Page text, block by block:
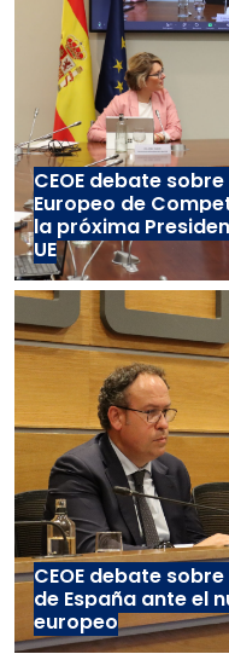
CEOE debate
Europeo de
la próxima
UE
CEOE debate
de España ante el
europeo